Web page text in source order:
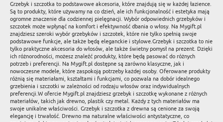
Grzebyk i szczotka to podstawowe akcesoria, które znajdują się w każdej łazience.
Są to produkty, które używamy na co dzień, ale ich funkcjonalność i estetyka mają
ogromne znaczenie dla codziennej pielęgnacji. Wybór odpowiednich grzebyków i
szczotek może wpłynąć na komfort i efektywność dbania o włosy. Na Mygift.pl
znajdziesz szeroki wybór grzebyków i szczotek, które nie tylko spełnią swoje
podstawowe funkcje, ale także będą eleganckie i stylowe.Grzebyk i szczotka to nie
tylko praktyczne akcesoria do włosów, ale także świetny pomysł na prezent. Dzięki
ich różnorodności, możesz znaleźć produkty, które będą pasować do różnych
potrzeb i preferencji. Na Mygift.pl dostępne są zarówno klasyczne, jak i
nowoczesne modele, które zaspokoją potrzeby każdej osoby. Oferowane produkty
różnią się materiałami, kształtami i funkcjami, co pozwala na dobór idealnego
grzebienia i szczotki w zależności od rodzaju włosów oraz indywidualnych
preferencji.W ofercie Mygift.pl znajdziesz grzebyk i szczotkę wykonane z różnych
materiałów, takich jak drewno, plastik czy metal. Każdy z tych materiałów ma
swoje unikalne właściwości. Grzebyk i szczotka z drewna są cenione za swoją
elegancję i trwałość. Drewno ma naturalne właściwości antystatyczne, co